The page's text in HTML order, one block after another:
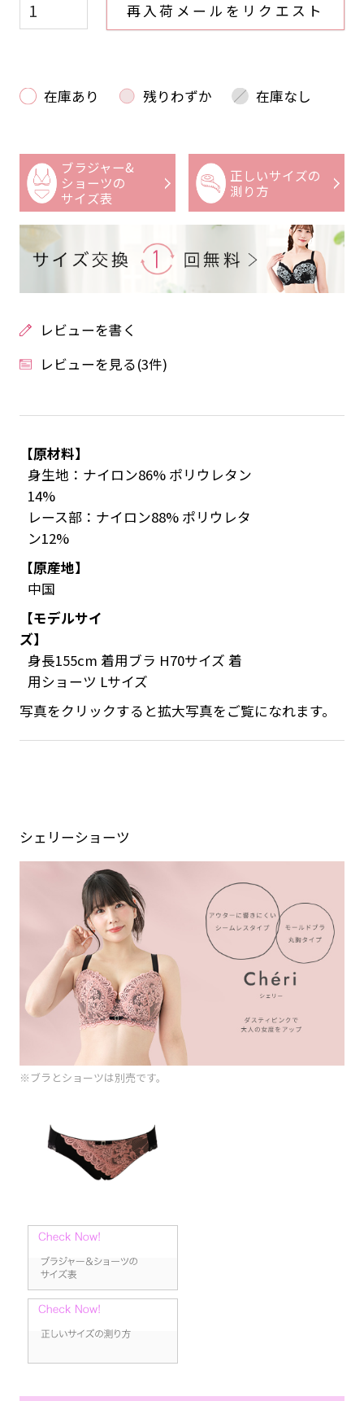
再入荷メールをリクエスト
在庫あり 残りわずか 在庫なし
ブラジャー&
ショーツの
サイズ表
正しいサイズの
測り方
レビューを書く
レビューを見る(3件)
【原材料】
身生地：ナイロン86% ポリウレタン
14%
レース部：ナイロン88% ポリウレタ
ン12%
【原産地】
中国
【モデルサイ
ズ】
身長155cm 着用ブラ H70サイズ 着
用ショーツ Lサイズ
写真をクリックすると拡大写真をご覧になれます。
シェリーショーツ
※ブラとショーツは別売です。